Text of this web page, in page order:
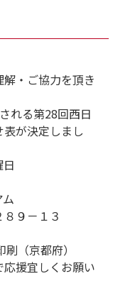
・ご協力を頂き
れる第28回西日
が決定しまし
９－１３
（京都府）
援宜しくお願い